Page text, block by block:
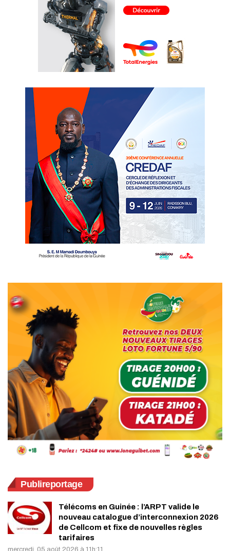
Publireportage
Télécoms en Guinée : l’ARPT valide le
nouveau catalogue d’interconnexion 2026
de Cellcom et fixe de nouvelles règles
tarifaires
mercredi, 05 août 2026 à 11h:11